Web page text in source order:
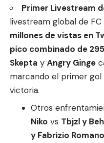
Primer Livestream
livestream global de FC
millones de vistas en
pico combinado de
Skepta y Angry Ginge
marcando el primer gol
victoria.
Otros
Niko vs Tbjzl y
y Fabrizio Romano